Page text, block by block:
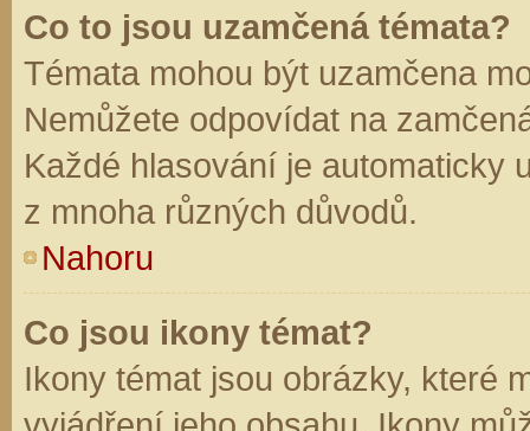
Co to jsou uzamčená témata?
Témata mohou být uzamčena
Nemůžete odpovídat na
Každé hlasování je automaticky
z mnoha různých důvodů.
Nahoru
Co jsou ikony témat?
Ikony témat jsou obrázky, které